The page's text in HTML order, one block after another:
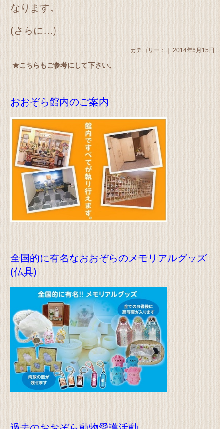
なります。
(さらに…)
カテゴリー：｜ 2014年6月15日
★こちらもご参考にして下さい。
おおぞら館内のご案内
全国的に有名なおおぞらのメモリアルグッズ
(仏具)